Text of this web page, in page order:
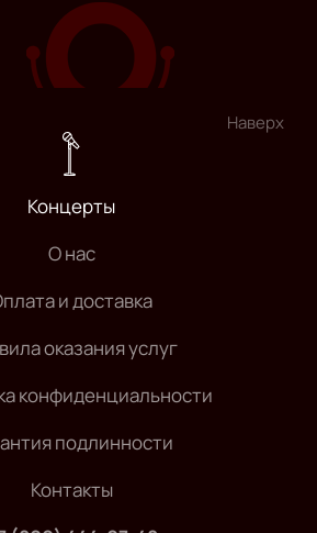
Наверх
Концерты
О нас
и доставка
оказания услуг
конфиденциальности
подлинности
Контакты